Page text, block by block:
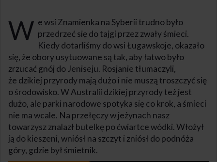
W e wsi Znamienka na Syberii trudno było
przedrzeć się do tajgi przez zwały śmieci.
Kiedy dotarliśmy do wsi Ługawskoje, okazało
się, że obory usytuowane są tak, aby łatwo było
zrzucać gnój do Jeniseju. Rosjanie tłumaczyli,
że dzikiej przyrody mają dużo i nie muszą troszczyć się
o środowisko. W Australii dzikiej przyrody też jest
dużo, ale parki narodowe spotyka się co krok, a śmieci
nie ma wcale. Na przełęczy w jeżynach nasz
towarzysz znalazł butelkę po ćwiartce wódki. Włożył
ją do kieszeni, wniósł na szczyt i zniósł do podnóża
góry, gdzie był śmietnik.